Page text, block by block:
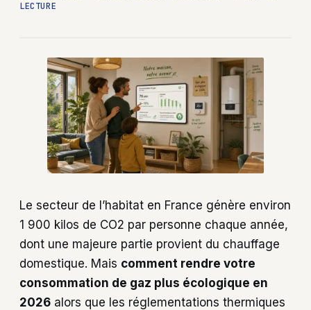
LECTURE
Le secteur de l’habitat en France génère environ
1 900 kilos de CO2 par personne chaque année,
dont une majeure partie provient du chauffage
domestique. Mais comment rendre votre
consommation de gaz plus écologique en
2026 alors que les réglementations thermiques